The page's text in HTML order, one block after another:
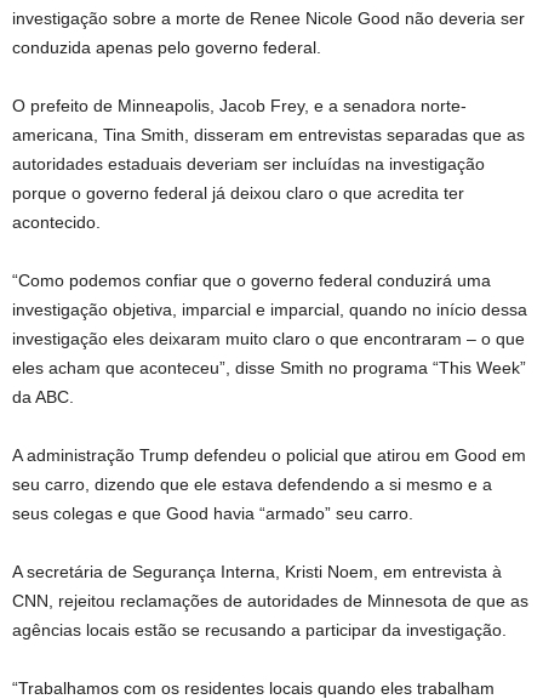
investigação sobre a morte de Renee Nicole Good não deveria ser
conduzida apenas pelo governo federal.
O prefeito de Minneapolis, Jacob Frey, e a senadora norte-
americana, Tina Smith, disseram em entrevistas separadas que as
autoridades estaduais deveriam ser incluídas na investigação
porque o governo federal já deixou claro o que acredita ter
acontecido.
“Como podemos confiar que o governo federal conduzirá uma
investigação objetiva, imparcial e imparcial, quando no início dessa
investigação eles deixaram muito claro o que encontraram – o que
eles acham que aconteceu”, disse Smith no programa “This Week”
da ABC.
A administração Trump defendeu o policial que atirou em Good em
seu carro, dizendo que ele estava defendendo a si mesmo e a
seus colegas e que Good havia “armado” seu carro.
A secretária de Segurança Interna, Kristi Noem, em entrevista à
CNN, rejeitou reclamações de autoridades de Minnesota de que as
agências locais estão se recusando a participar da investigação.
“Trabalhamos com os residentes locais quando eles trabalham